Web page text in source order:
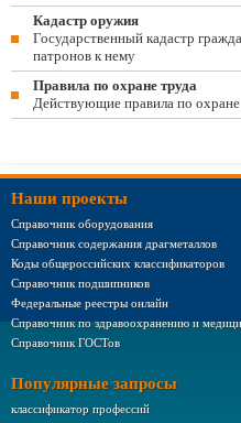
Кадастр оружия
Государственный кадастр
патронов к нему
Правила по охране труда
Действующие правила по
Наши проекты
Справочник оборудования
Справочник содержания драгметаллов
Коды общероссийских классификаторов
Справочник подшипников
Федеральные реестры онлайн
Справочник по здравоохранению и
Справочник ГОСТов
Популярные запросы
классификатор профессий